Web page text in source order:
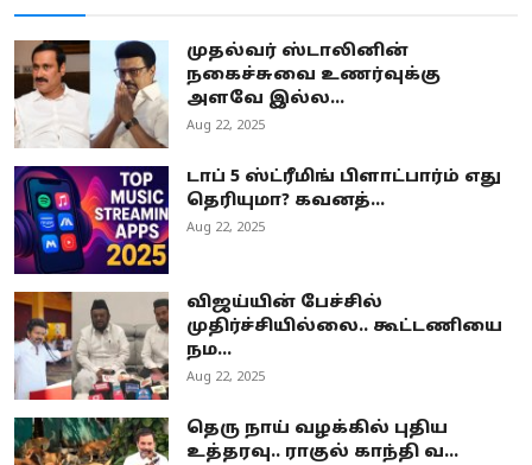
முதல்வர் ஸ்டாலினின்
நகைச்சுவை உணர்வுக்கு
அளவே இல்ல...
Aug 22, 2025
டாப் 5 ஸ்ட்ரீமிங் பிளாட்பார்ம் எது
தெரியுமா? கவனத்...
Aug 22, 2025
விஜய்யின் பேச்சில்
முதிர்ச்சியில்லை.. கூட்டணியை
நம...
Aug 22, 2025
தெரு நாய் வழக்கில் புதிய
உத்தரவு.. ராகுல் காந்தி வ...